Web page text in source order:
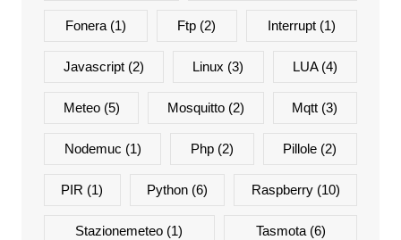
Fonera(1) Ftp (2) Interrupt (1)
Javascript (2) Linux (3) LUA(4)
Meteo(5) Mosquitto(2) Mqtt (3)
Nodemuc (1) Php(2) Pillole (2)
PIR (1) Python(6) Raspberry(10)
Stazionemeteo (1) Tasmota(6)